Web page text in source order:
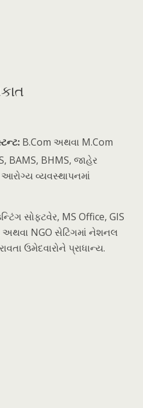
B.Com અથવા M.Com
BAMS, BHMS, જાહેર
વ્યવસ્થાપનમાં
સોફ્ટવેર, MS Office, GIS
અથવા NGO સેટિંગમાં નેશનલ
ઉમેદવારોને પ્રાધાન્ય.